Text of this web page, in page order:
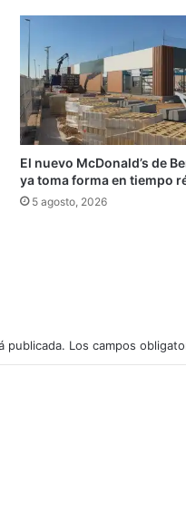
El nuevo McDonald’s de
ya toma forma en tiempo
5 agosto, 2026
publicada. Los campos